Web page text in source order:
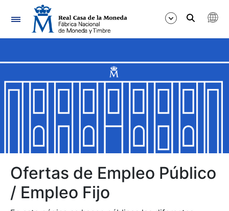
Navegación
Mostrar/Ocultar
Mostrar/Ocultar
Mostrar/Ocultar
Mostrar/Ocultar
Ofertas de Empleo Público
/ Empleo Fijo